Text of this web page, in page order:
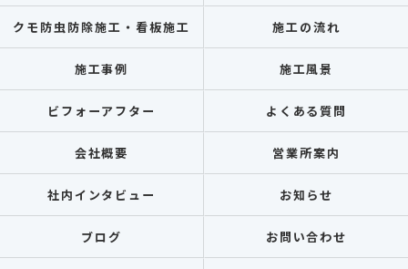
クモ防虫防除施工・看板施工 施工の流れ
施工事例 施工風景
ビフォーアフター よくある質問
会社概要 営業所案内
社内インタビュー お知らせ
ブログ お問い合わせ